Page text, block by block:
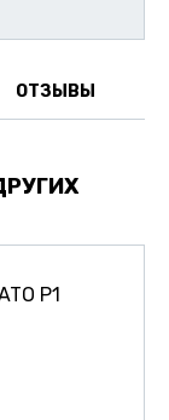
ОТЗЫВЫ
P1